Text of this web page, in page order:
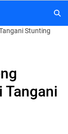
Stunting
Tangani